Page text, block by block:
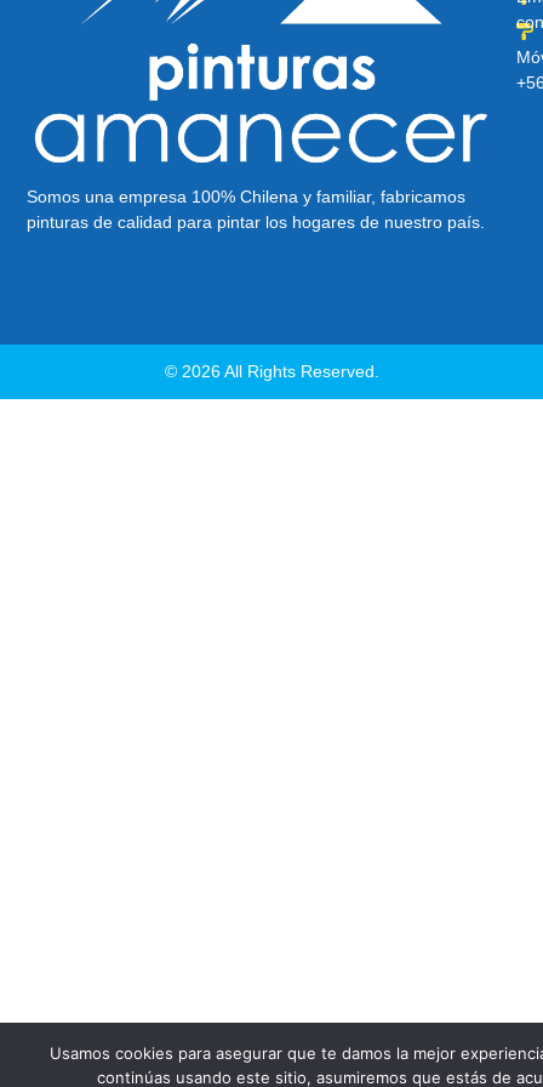
Somos una empresa 100% Chilena y familiar, fabricamos
pinturas de calidad para pintar los hogares de nuestro país.
© 2026 All Rights Reserved.
Usamos cookies para asegurar que te damos la mejor
continúas usando este sitio, asumiremos que estás de